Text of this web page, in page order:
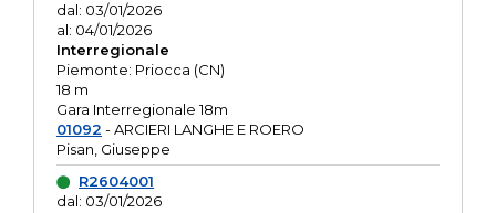
dal: 03/01/2026
al: 04/01/2026
Interregionale
Piemonte: Priocca (CN)
18 m
Gara Interregionale 18m
01092 - ARCIERI LANGHE E ROERO
Pisan, Giuseppe
R2604001
dal: 03/01/2026